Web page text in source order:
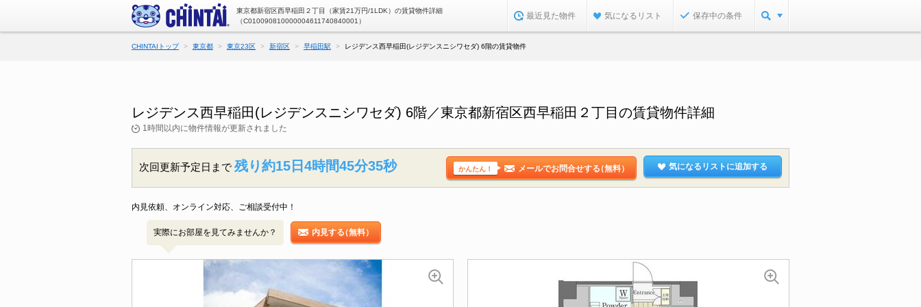
東京都新宿区西早稲田２丁目（家賃21万円/1LDK）の賃貸物件詳細
（C010090810000004611740840001）
最近見た物件 気になるリスト 保存中の条件
CHINTAIトップ 東京都 東京23区 新宿区 早稲田駅 レジデンス西早稲田(レジデンスニシワセダ) 6階の賃貸物件
レジデンス西早稲田(レジデンスニシワセダ) 6階／東京都新宿区西早稲田２丁目の賃貸物件詳細
1時間以内に物件情報が更新されました
次回更新予定日まで 残り約15日4時間45分34秒 かんたん！ メールでお問合せする（無料） 気になるリストに追加する
内見依頼、オンライン対応、ご相談受付中！
実際にお部屋を見てみませんか？ 内見する（無料）